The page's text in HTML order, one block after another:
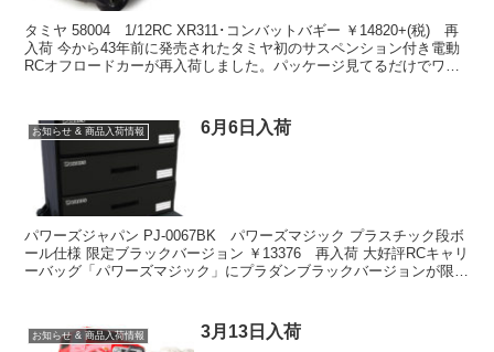
タミヤ 58004 1/12RC XR311･コンバットバギー ￥14820+(税) 再
入荷 今から43年前に発売されたタミヤ初のサスペンション付き電動
RCオフロードカーが再入荷しました。パッケージ見てるだけでワク
お知らせ & 商品入荷情報 6月6日入荷
パワーズジャパン PJ-0067BK パワーズマジック プラスチック段ボ
ール仕様 限定ブラックバージョン ￥13376 再入荷 大好評RCキャリ
ーバッグ「パワーズマジック」にプラダンブラックバージョンが限定
お知らせ & 商品入荷情報 3月13日入荷